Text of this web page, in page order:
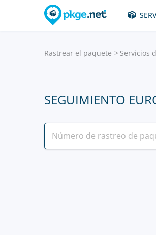
Rastrear el paquete Servicios
SEGUIMIENTO